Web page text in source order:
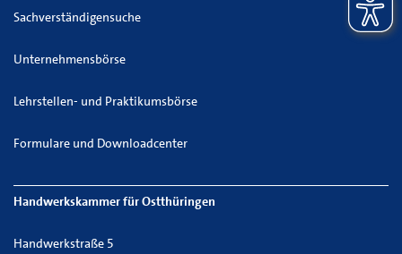
Sachverständigensuche
Unternehmensbörse
Lehrstellen- und Praktikumsbörse
Formulare und Downloadcenter
Handwerkskammer für Ostthüringen
Handwerkstraße 5